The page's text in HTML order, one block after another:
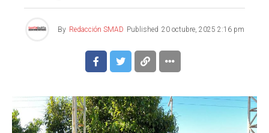
By Redacción SMAD Published 20 octubre, 2025 2:16 pm